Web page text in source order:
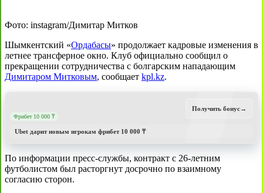
Фото: instagram/Димитар Митков
Шымкентский «Ордабасы» продолжает кадровые изменения в
летнее трансферное окно. Клуб официально сообщил о
прекращении сотрудничества с болгарским нападающим
Димитаром Митковым, сообщает kpl.kz.
Фрибет 10 000 ₸
Ubet дарит новым игрокам фрибет 10 000 ₸
Получить бонус→
По информации пресс-службы, контракт с 26-летним
футболистом был расторгнут досрочно по взаимному
согласию сторон.